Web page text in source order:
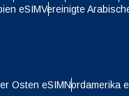
eSIMVereinigte
Osten eSIMNordamerika
SGD -